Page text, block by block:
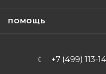
ПОМОЩЬ
+7 (499) 113-